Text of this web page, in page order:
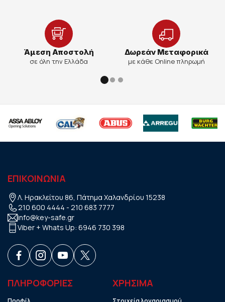
Άμεση Αποστολή
σε όλη την Ελλάδα
Δωρεάν Μεταφορικά
με κάθε Online πληρωμή
ΕΠΙΚΟΙΝΩΝΙΑ
Λ. Ηρακλείτου 86, Πάτημα Χαλανδρίου 15238
210 600 4444 - 210 683 7777
info@key-safe.gr
Viber + Whats Up: 6946 730 398
ΠΛΗΡΟΦΟΡΙΕΣ ΧΡHΣΙΜΑ